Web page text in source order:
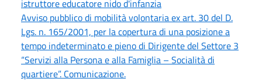
istruttore educatore nido d'infanzia
Avviso pubblico di mobilità volontaria ex art. 30 del D.
Lgs. n. 165/2001, per la copertura di una posizione a
tempo indeterminato e pieno di Dirigente del Settore 3
“Servizi alla Persona e alla Famiglia – Socialità di
quartiere”. Comunicazione.